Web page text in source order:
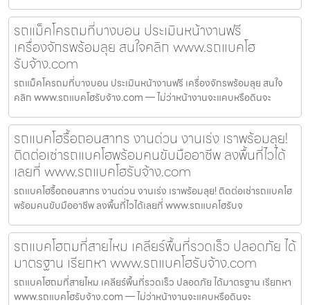
รถแม็คโครถมที่บางบอน ประเมินหน้างานฟรี
เครื่องจักรพร้อมลุย สนใจคลิก www.รถแบคโฮ
รับจ้าง.com
รถแม็คโครถมที่บางบอน ประเมินหน้างานฟรี เครื่องจักรพร้อมลุย สนใจ
คลิก www.รถแบคโฮรับจ้าง.com — ไม่ว่าหน้างานจะแคบหรือดินจะ
รถแบคโฮรื้อถอนสาทร งานด่วน งานเร่ง เราพร้อมลุย!
ติดต่อเช่ารถแบคโฮพร้อมคนขับมืออาชีพ ลงพื้นที่ไวได้
เลยที่ www.รถแบคโฮรับจ้าง.com
รถแบคโฮรื้อถอนสาทร งานด่วน งานเร่ง เราพร้อมลุย! ติดต่อเช่ารถแบคโฮ
พร้อมคนขับมืออาชีพ ลงพื้นที่ไวได้เลยที่ www.รถแบคโฮรับจ
รถแบคโฮถมที่สายไหม เคลียร์พื้นที่รวดเร็ว ปลอดภัย ได้
มาตรฐาน เรียกหา www.รถแบคโฮรับจ้าง.com
รถแบคโฮถมที่สายไหม เคลียร์พื้นที่รวดเร็ว ปลอดภัย ได้มาตรฐาน เรียกหา
www.รถแบคโฮรับจ้าง.com — ไม่ว่าหน้างานจะแคบหรือดินจะ